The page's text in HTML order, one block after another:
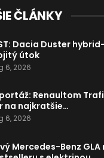
ČLÁNKY
Dacia Duster
útok
6, 2026
Renaultom
na najkratšie…
6, 2026
Mercedes-Benz